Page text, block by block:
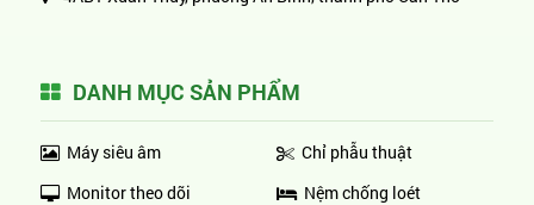
DANH MỤC SẢN PHẨM
Máy siêu âm
Monitor theo dõi
Chỉ phẫu thuật
Nệm chống loét